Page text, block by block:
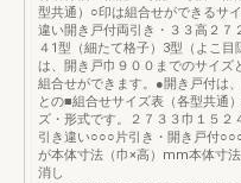
型共通）○印は組合せができるサ
違い開き戸付両引き・３３高２７
４1型（細たて格子）3型（よこ
は、開き戸巾９００までのサイ
組合せができます。●開き戸付は
との■組合せサイズ表（各型共通
ズ・形式です。２７３３巾１５２
引き違い○○○片引き・開き戸付
が本体寸法（巾×高）mm本体寸
消し